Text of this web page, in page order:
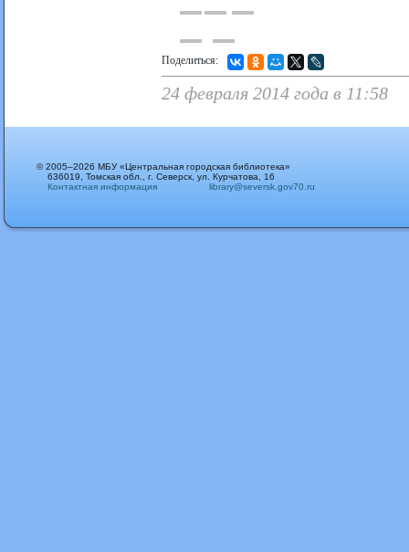
Поделиться:
24 февраля 2014 года в 11:58
© 2005–2026 МБУ «Центральная городская библиотека»
636019, Томская обл., г. Северск, ул. Курчатова, 16
Контактная информация
library@seversk.gov70.ru